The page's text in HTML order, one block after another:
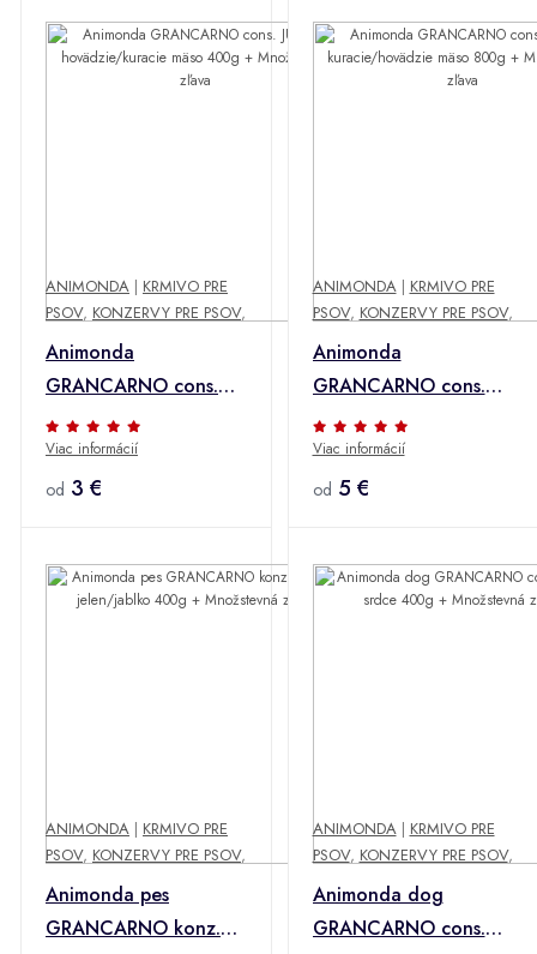
ANIMONDA | KRMIVO PRE
PSOV, KONZERVY PRE PSOV,
Animonda
GRANCARNO cons.
JUNIOR
hovädzie/kuracie
mäso 400g +
Viac informácií
od 3 €
ANIMONDA| KRMIVO PRE
PSOV, KONZERVY PRE PSOV,
Animonda
GRANCARNO cons.
JUNIOR
kuracie/hovädzie
mäso 800g +
Viac informácií
od 5 €
ANIMONDA | KRMIVO PRE
PSOV, KONZERVY PRE PSOV,
Animonda pes
GRANCARNO konz.
ANIMONDA| KRMIVO PRE
PSOV, KONZERVY PRE PSOV,
Animonda dog
GRANCARNO cons.